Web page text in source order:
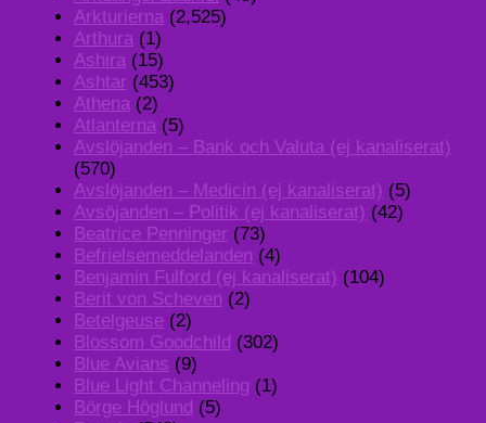
Arkturierna (2,525)
Arthura (1)
Ashira (15)
Ashtar (453)
Athena (2)
Atlanterna (5)
Avslöjanden – Bank och Valuta (ej kanaliserat)
(570)
Avslöjanden – Medicin (ej kanaliserat) (5)
Avsöjanden – Politik (ej kanaliserat) (42)
Beatrice Penninger (73)
Befrielsemeddelanden (4)
Benjamin Fulford (ej kanaliserat) (104)
Berit von Scheven (2)
Betelgeuse (2)
Blossom Goodchild (302)
Blue Avians (9)
Blue Light Channeling (1)
Börge Höglund (5)